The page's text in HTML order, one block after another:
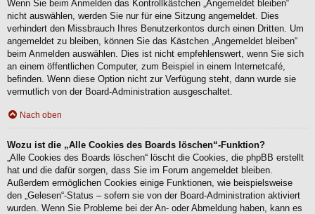
Wenn Sie beim Anmelden das Kontrollkästchen „Angemeldet bleiben“
nicht auswählen, werden Sie nur für eine Sitzung angemeldet. Dies
verhindert den Missbrauch Ihres Benutzerkontos durch einen Dritten. Um
angemeldet zu bleiben, können Sie das Kästchen „Angemeldet bleiben“
beim Anmelden auswählen. Dies ist nicht empfehlenswert, wenn Sie sich
an einem öffentlichen Computer, zum Beispiel in einem Internetcafé,
befinden. Wenn diese Option nicht zur Verfügung steht, dann wurde sie
vermutlich von der Board-Administration ausgeschaltet.
Nach oben
Wozu ist die „Alle Cookies des Boards löschen“-Funktion?
„Alle Cookies des Boards löschen“ löscht die Cookies, die phpBB erstellt
hat und die dafür sorgen, dass Sie im Forum angemeldet bleiben.
Außerdem ermöglichen Cookies einige Funktionen, wie beispielsweise
den „Gelesen“-Status – sofern sie von der Board-Administration aktiviert
wurden. Wenn Sie Probleme bei der An- oder Abmeldung haben, kann es